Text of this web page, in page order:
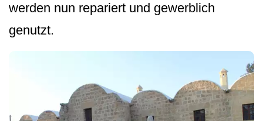
werden nun repariert und gewerblich
genutzt.